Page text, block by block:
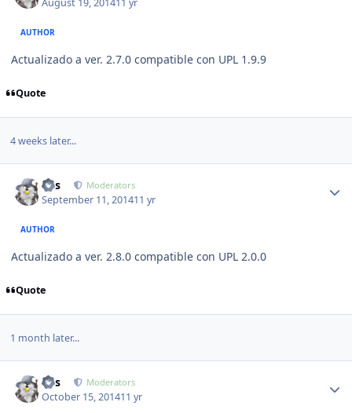
AUTHOR
Actualizado a ver. 2.7.0 compatible con UPL 1.9.9
Quote
4 weeks later...
luis Moderators
September 11, 201411 yr
AUTHOR
Actualizado a ver. 2.8.0 compatible con UPL 2.0.0
Quote
1 month later...
luis Moderators
October 15, 201411 yr